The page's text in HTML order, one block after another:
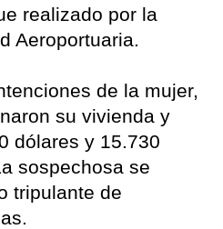
realizado por la
Aeroportuaria.
de la mujer,
su vivienda y
dólares y 15.730
sospechosa se
tripulante de